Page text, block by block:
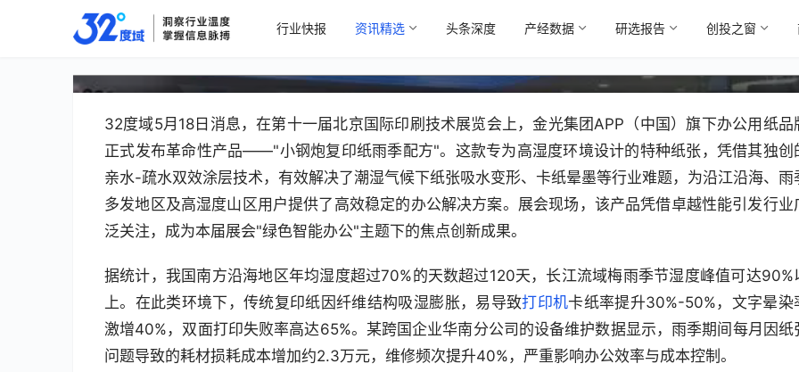
行业快报 资讯精选 头条深度 产经数据 研选报告 创投之窗
"小钢炮雨季配方"复印纸，破解高湿环境打印痛点
32度域5月18日消息，在第十一届北京国际印刷技术展览会上，金光集团APP（中国）旗下办公用纸品
正式发布革命性产品——"小钢炮复印纸雨季配方"。这款专为高湿度环境设计的特种纸张，凭借其独创
亲水-疏水双效涂层技术，有效解决了潮湿气候下纸张吸水变形、卡纸晕墨等行业难题，为沿江沿海、雨
多发地区及高湿度山区用户提供了高效稳定的办公解决方案。展会现场，该产品凭借卓越性能引发行业
泛关注，成为本届展会"绿色智能办公"主题下的焦点创新成果。
据统计，我国南方沿海地区年均湿度超过70%的天数超过120天，长江流域梅雨季节湿度峰值可达90%
上。在此类环境下，传统复印纸因纤维结构吸湿膨胀，易导致打印机卡纸率提升30%-50%，文字晕染
激增40%，双面打印失败率高达65%。某跨国企业华南分公司的设备维护数据显示，雨季期间每月因纸
问题导致的耗材损耗成本增加约2.3万元，维修频次提升40%，严重影响办公效率与成本控制。